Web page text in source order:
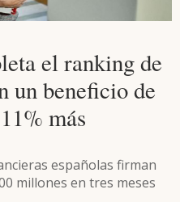
el ranking de
un beneficio de
más
españolas firman
millones en tres meses